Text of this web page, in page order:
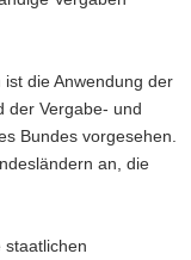
die Anwendung der
der Vergabe- und
Bundes vorgesehen.
an, die
staatlichen